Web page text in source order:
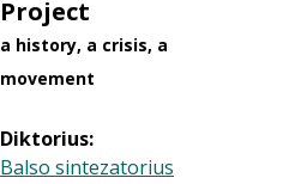
Project
a history, a crisis, a
movement
Diktorius:
Balso sintezatorius